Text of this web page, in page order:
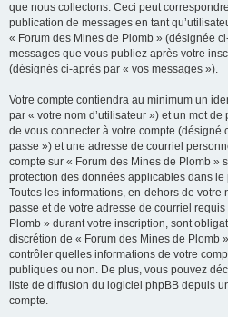
que nous collectons. Ceci peut
publication de messages en tant
« Forum des Mines de Plomb » (désignée
messages que vous publiez après votre
(désignés ci-après par « vos messages »).
Votre compte contiendra au minimum un
par « votre nom d’utilisateur ») et un mot
de vous connecter à votre compte (désigné
passe ») et une adresse de courriel
compte sur « Forum des Mines de Plomb »
protection des données applicables dans
Toutes les informations, en-dehors de votre
passe et de votre adresse de courriel
Plomb » durant votre inscription, sont
discrétion de « Forum des Mines de Plomb
contrôler quelles informations de votre
publiques ou non. De plus, vous pouvez
liste de diffusion du logiciel phpBB depuis
compte.